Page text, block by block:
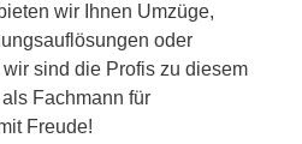
wir Ihnen Umzüge,
oder
sind die Profis zu diesem
Fachmann für
Freude!